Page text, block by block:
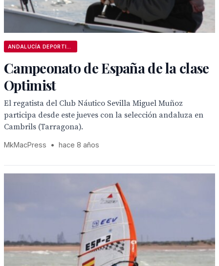
Campeonato de España de la clase
Optimist
El regatista del Club Náutico Sevilla Miguel Muñoz
participa desde este jueves con la selección andaluza en
Cambrils (Tarragona).
MkMacPress • hace 8 años